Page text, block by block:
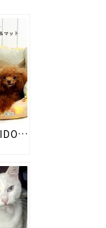
2022春夏新作のIDOG&ICATオリジナルペットベッド＆マットを2022年1月28日より順次販売。ひんやり接触冷感素材と防虫機能加工を施した、ペットに優しいベッドで愛犬・愛猫に心地よい眠りを。 #144